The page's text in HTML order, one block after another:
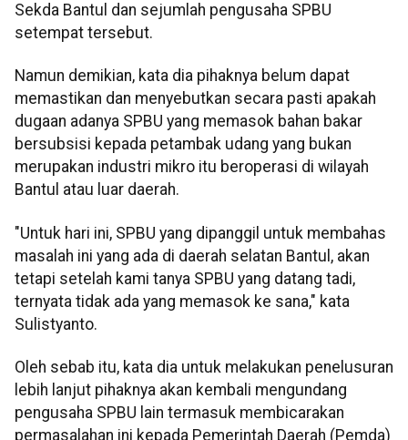
Sekda Bantul dan sejumlah pengusaha SPBU
setempat tersebut.
Namun demikian, kata dia pihaknya belum dapat
memastikan dan menyebutkan secara pasti apakah
dugaan adanya SPBU yang memasok bahan bakar
bersubsisi kepada petambak udang yang bukan
merupakan industri mikro itu beroperasi di wilayah
Bantul atau luar daerah.
"Untuk hari ini, SPBU yang dipanggil untuk membahas
masalah ini yang ada di daerah selatan Bantul, akan
tetapi setelah kami tanya SPBU yang datang tadi,
ternyata tidak ada yang memasok ke sana," kata
Sulistyanto.
Oleh sebab itu, kata dia untuk melakukan penelusuran
lebih lanjut pihaknya akan kembali mengundang
pengusaha SPBU lain termasuk membicarakan
permasalahan ini kepada Pemerintah Daerah (Pemda)